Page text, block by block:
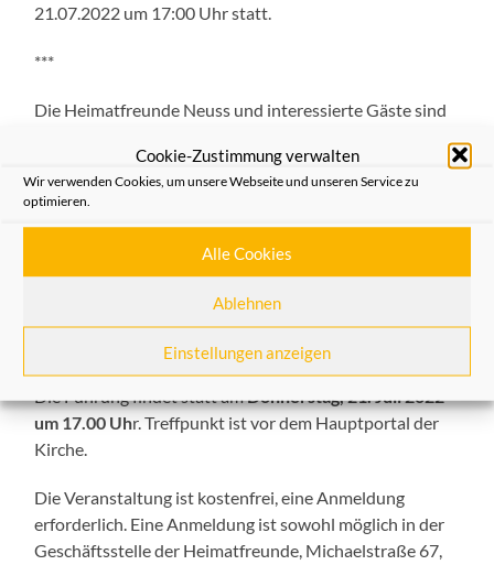
Cookie-Zustimmung verwalten
Wir verwenden Cookies, um unsere Webseite und unseren Service zu
optimieren.
Alle Cookies
Ablehnen
Einstellungen anzeigen
21.07.2022 um 17:00 Uhr statt.
***
Die Heimatfreunde Neuss und interessierte Gäste sind
Die im neoromanischen Stil erbaute Kirche wurde am
26.09.1906 eingeweiht. Sie ist die Pfarrkirche der
Architektur als auch die Innenausstattung im Hinblick
auf besondere Details erläutern. Dazu gehören z.B. Altar,
Kanzel, Taufstein, Fenster und Orgel.
Die Führung findet statt amDonnerstag, 21. Juli 2022
um 17.00 Uhr. Treffpunkt ist vor dem Hauptportal der
Kirche.
Die Veranstaltung ist kostenfrei, eine Anmeldung
erforderlich. Eine Anmeldung ist sowohl möglich in der
Geschäftsstelle der Heimatfreunde, Michaelstraße 67,